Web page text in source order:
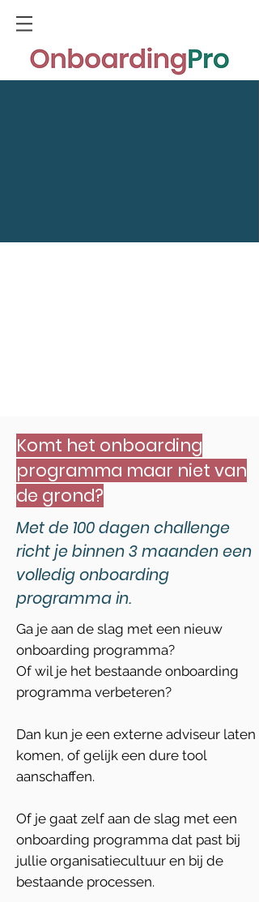
Komt het onboarding
programma maar niet van
de grond?
Met de 100 dagen challenge
richt je binnen 3 maanden een
volledig onboarding
programma in.
Ga je aan de slag met een nieuw
onboarding programma?
Of wil je het bestaande onboarding
programma verbeteren?
Dan kun je een externe adviseur laten
komen, of gelijk een dure tool
aanschaffen.
Of je gaat zelf aan de slag met een
onboarding programma dat past bij
jullie organisatiecultuur en bij de
bestaande processen.